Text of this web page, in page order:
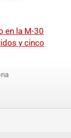
en la M-30
y cinco